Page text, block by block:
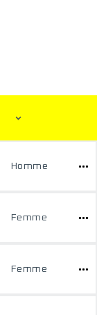
Homme
Femme
Femme